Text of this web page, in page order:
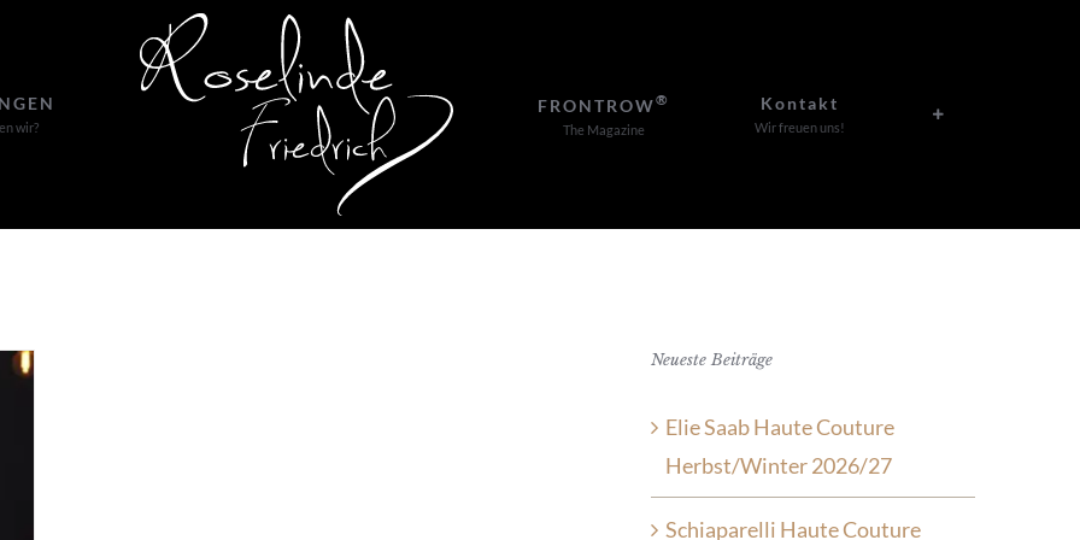
wir?
FRONTROW®
The Magazine
Kontakt
Wir freuen uns!
Neueste Beiträge
Elie Saab Haute Couture
Herbst/Winter 2026/27
Schiaparelli Haute Couture